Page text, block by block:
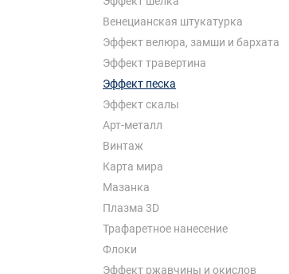
Венецианская штукатурка
Эффект велюра, замши и бархата
Эффект травертина
Эффект песка
Эффект скалы
Арт-металл
Винтаж
Карта мира
Мазанка
Плазма 3D
Трафаретное нанесение
Флоки
Эффект ржавчины и окислов